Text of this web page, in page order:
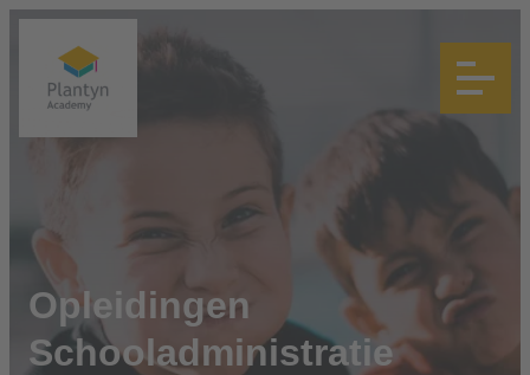
Opleidingen
Schooladministratie